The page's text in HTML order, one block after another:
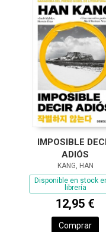
IMPOSIBLE
ADIÓS
KANG, HAN
Disponible en stock
librería
12,95 €
Comprar